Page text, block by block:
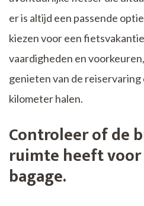
er is altijd een passende
kiezen voor een
vaardigheden en
genieten van de
kilometer halen.
Controleer of de
ruimte heeft
bagage.